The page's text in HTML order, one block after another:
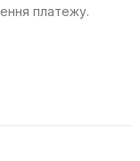
платежу.